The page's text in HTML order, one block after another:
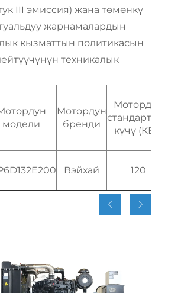
III эмиссия) жана төмөнкү
жарнамалардын
кызматтын политикасын
техникалык
модели
Мотордун
бренди
Мотордун
стандарттык
күчү (КВт)
Вэйхай 120